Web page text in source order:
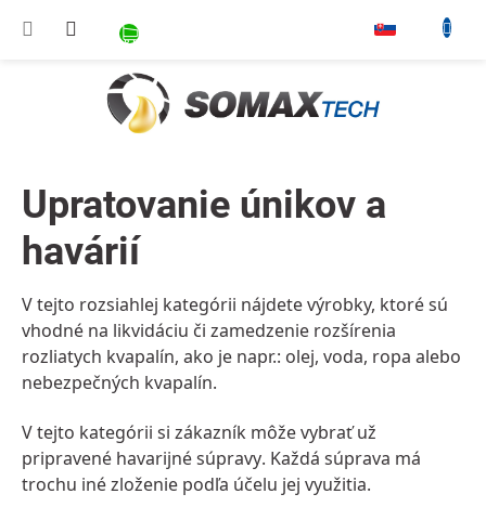
NÁKUPNÝ KOŠÍK
Upratovanie únikov a
havárií
V tejto rozsiahlej kategórii nájdete výrobky, ktoré sú
vhodné na likvidáciu či zamedzenie rozšírenia
rozliatych kvapalín, ako je napr.: olej, voda, ropa alebo
nebezpečných kvapalín.
V tejto kategórii si zákazník môže vybrať už
pripravené havarijné súpravy. Každá súprava má
trochu iné zloženie podľa účelu jej využitia.